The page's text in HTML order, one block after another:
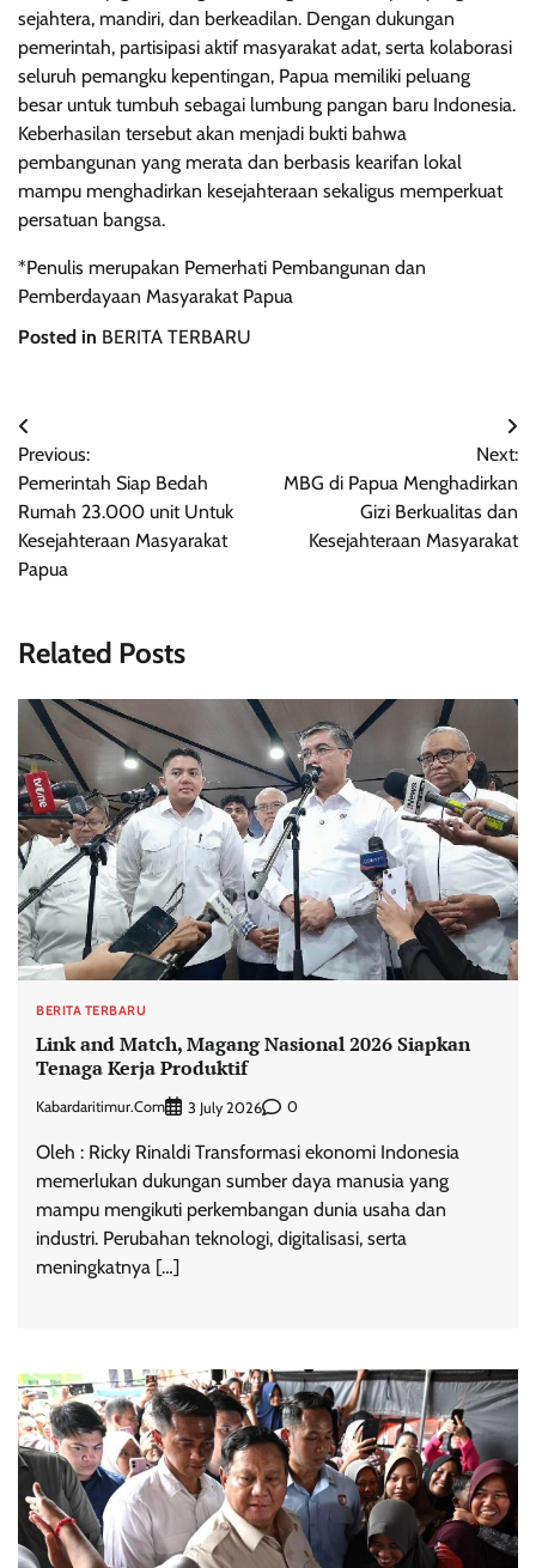
sejahtera, mandiri, dan berkeadilan. Dengan dukungan
pemerintah, partisipasi aktif masyarakat adat, serta kolaborasi
seluruh pemangku kepentingan, Papua memiliki peluang
besar untuk tumbuh sebagai lumbung pangan baru Indonesia.
Keberhasilan tersebut akan menjadi bukti bahwa
pembangunan yang merata dan berbasis kearifan lokal
mampu menghadirkan kesejahteraan sekaligus memperkuat
persatuan bangsa.
*Penulis merupakan Pemerhati Pembangunan dan
Pemberdayaan Masyarakat Papua
Posted in BERITA TERBARU
Post
navigation
Previous:
Pemerintah Siap Bedah
Rumah 23.000 unit Untuk
Kesejahteraan Masyarakat
Papua
Next:
MBG di Papua Menghadirkan
Gizi Berkualitas dan
Kesejahteraan Masyarakat
Related Posts
BERITA TERBARU
Link and Match, Magang Nasional 2026 Siapkan
Tenaga Kerja Produktif
Kabardaritimur.com 3 July 2026 0
Oleh : Ricky Rinaldi Transformasi ekonomi Indonesia
memerlukan dukungan sumber daya manusia yang
mampu mengikuti perkembangan dunia usaha dan
industri. Perubahan teknologi, digitalisasi, serta
meningkatnya […]